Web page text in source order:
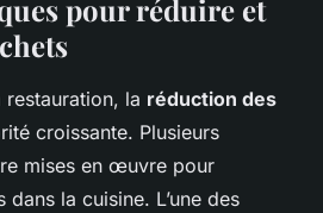
pour réduire et
restauration, la réduction des
croissante. Plusieurs
mises en œuvre pour
la cuisine. L’une des